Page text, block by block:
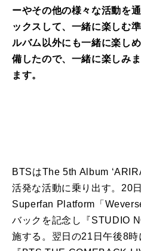
ーやその他の様々な活動を
ックスして、一緒に楽しむ
ルバム以外にも一緒に楽し
備したので、一緒に楽しみ
ます。
BTSはThe 5th Album
活発な活動に乗り出す。20
Superfan Platform「
バックを記念し『STUDIO
施する。翌日の21日午後8